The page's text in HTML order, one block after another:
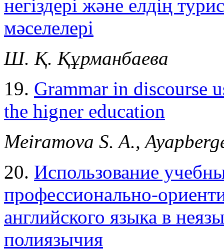
негіздері және елдің
мәселелері
Ш. Қ. Құрманбаева
19. Grammar in discourse
the higner education
Meiramova S. A.,
20. Использование
профессионально-
английского языка в
полиязычия